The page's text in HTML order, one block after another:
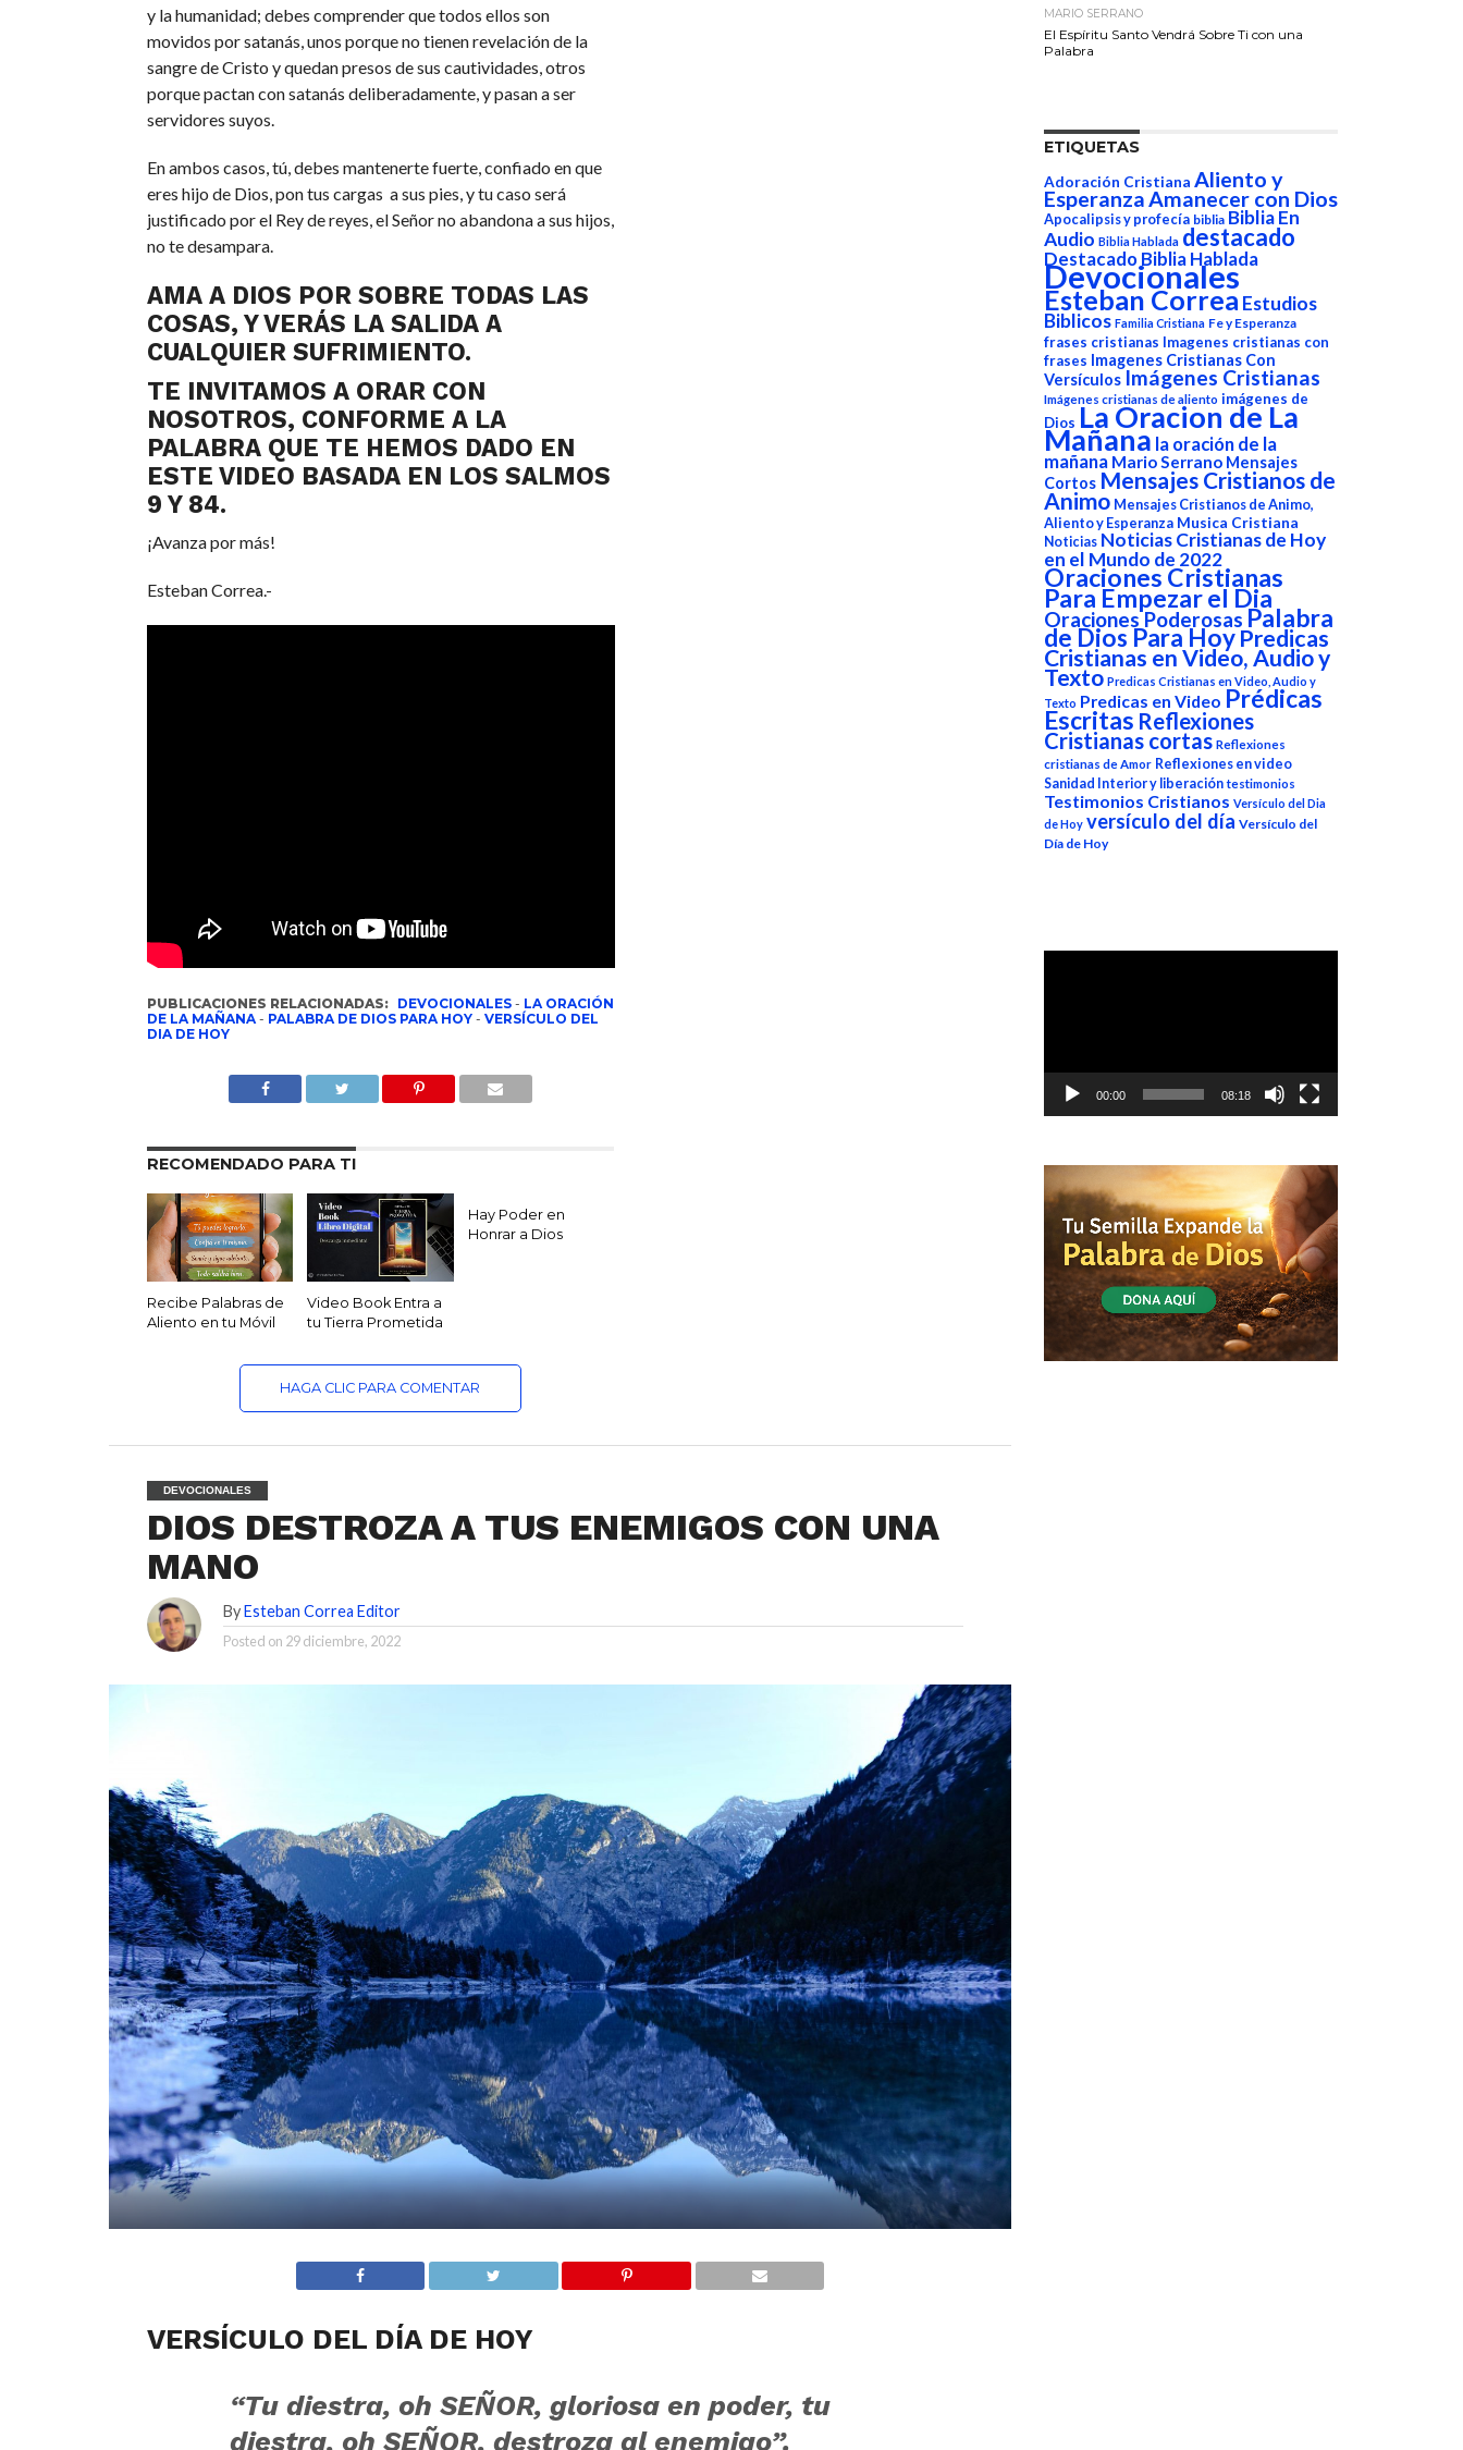
y la humanidad; debes comprender que todos ellos son
movidos por satanás, unos porque no tienen revelación de la
sangre de Cristo y quedan presos de sus cautividades, otros
porque pactan con satanás deliberadamente, y pasan a ser
servidores suyos.
En ambos casos, tú, debes mantenerte fuerte, confiado en que
eres hijo de Dios, pon tus cargas a sus pies, y tu caso será
justificado por el Rey de reyes, el Señor no abandona a sus hijos,
no te desampara.
AMA A DIOS POR SOBRE TODAS LAS
COSAS, Y VERÁS LA SALIDA A
CUALQUIER SUFRIMIENTO.
TE INVITAMOS A ORAR CON
NOSOTROS, CONFORME A LA
PALABRA QUE TE HEMOS DADO EN
ESTE VIDEO BASADA EN LOS SALMOS
9 Y 84.
¡Avanza por más!
Esteban Correa.-
PUBLICACIONES RELACIONADAS: DEVOCIONALES- LA ORACIÓN
DE LA MAÑANA- PALABRA DE DIOS PARA HOY- VERSÍCULO DEL
DIA DE HOY
RECOMENDADO PARA TI
Recibe Palabras de
Aliento en tu Móvil
Video Book Entra a
tu Tierra Prometida
Hay Poder en
Honrar a Dios
HAGA CLIC PARA COMENTAR
DEVOCIONALES
DIOS DESTROZA A TUS ENEMIGOS CON UNA
MANO
ByEsteban Correa Editor
Posted on 29 diciembre, 2022
VERSÍCULO DEL DÍA DE HOY
“Tu diestra, oh SEÑOR, gloriosa en poder, tu
diestra, oh SEÑOR, destroza al enemigo”.
MARIO SERRANO
El Espíritu Santo Vendrá Sobre Ti con una
Palabra
ETIQUETAS
Adoración Cristiana Aliento y
EsperanzaAmanecer con Dios
Apocalipsis y profecía biblia Biblia En
Audio Biblia Hablada destacado
Destacado Biblia Hablada
Devocionales
Esteban Correa Estudios
Biblicos Familia Cristiana Fe y Esperanza
frases cristianas Imagenes cristianas con
frases Imagenes Cristianas Con
Versículos Imágenes Cristianas
Imágenes cristianas de aliento imágenes de
Dios La Oracion de La
Mañana la oración de la
mañana Mario Serrano Mensajes
Cortos Mensajes Cristianos de
Animo Mensajes Cristianos de Animo,
Aliento y Esperanza Musica Cristiana
Noticias Noticias Cristianas de Hoy
en el Mundo de 2022
Oraciones Cristianas
Para Empezar el Dia
Oraciones Poderosas Palabra
de Dios Para HoyPredicas
Cristianas en Video, Audio y
Texto Predicas Cristianas en Video, Audio y
Texto Predicas en Video Prédicas
Escritas Reflexiones
Cristianas cortas Reflexiones
cristianas de Amor Reflexiones en video
Sanidad Interior y liberación testimonios
Testimonios Cristianos Versículo del Dia
de Hoy versículo del día Versículo del
Día de Hoy
Reproductor
00:00 08:18